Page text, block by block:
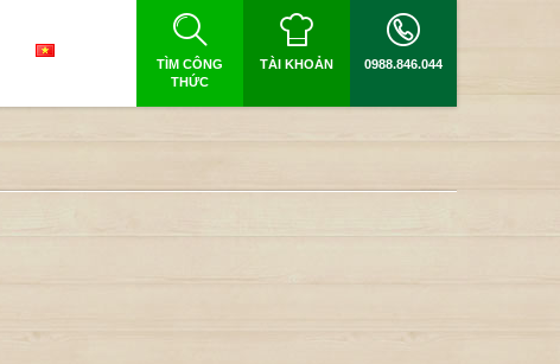
TÌM CÔNG
THỨC
TÀI KHOẢN 0988.846.044